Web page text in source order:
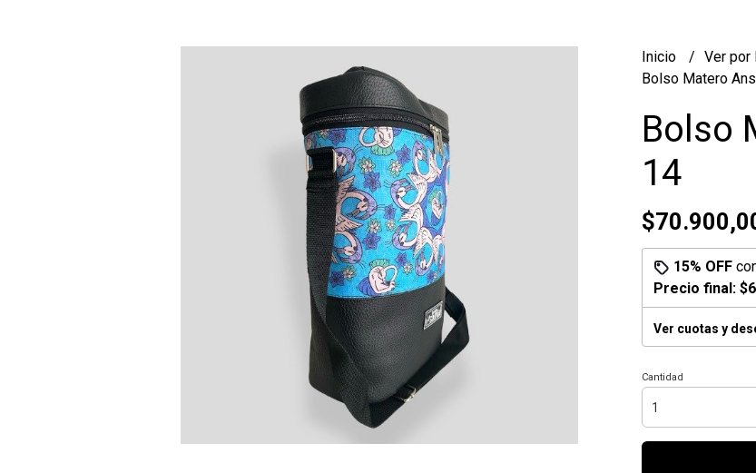
Inicio Ver por
Bolso Matero
Bolso
14
15% OFF
Precio final:
Ver cuotas y
Cantidad